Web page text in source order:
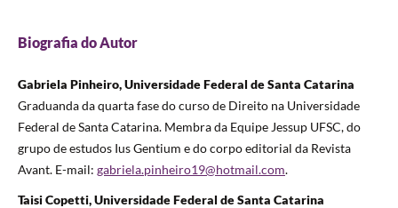
Biografia do Autor
Gabriela Pinheiro, Universidade Federal de Santa Catarina
Graduanda da quarta fase do curso de Direito na Universidade
Federal de Santa Catarina. Membra da Equipe Jessup UFSC, do
grupo de estudos Ius Gentium e do corpo editorial da Revista
Avant. E-mail: gabriela.pinheiro19@hotmail.com.
Taisi Copetti, Universidade Federal de Santa Catarina